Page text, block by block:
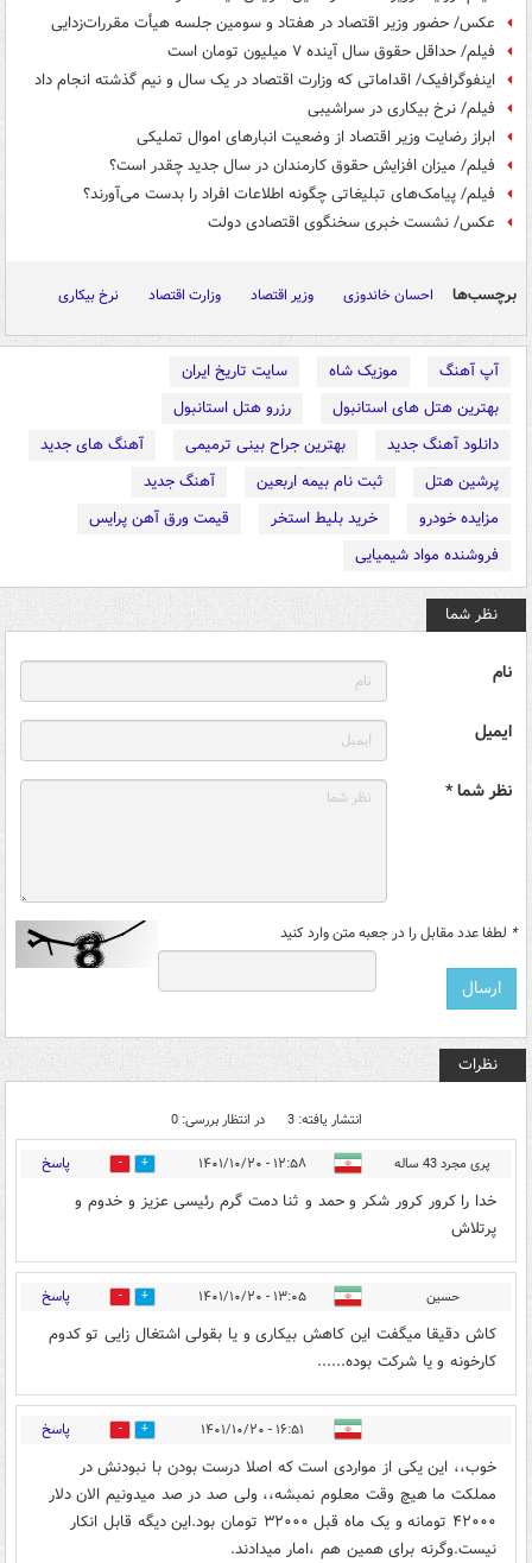
عکس/ حضور وزیر اقتصاد در هفتاد و سومین جلسه هیأت مقررات‌زدایی
فیلم/ حداقل حقوق سال آینده ۷ میلیون تومان است
اینفوگرافیک/ اقداماتی که وزارت اقتصاد در یک سال و نیم گذشته انجام داد
فیلم/ نرخ بیکاری در سراشیبی
ابراز رضایت وزیر اقتصاد از وضعیت انبارهای اموال تملیکی
فیلم/ میزان افزایش حقوق کارمندان در سال جدید چقدر است؟
فیلم/ پیامک‌های تبلیغاتی چگونه اطلاعات افراد را بدست می‌آورند؟
عکس/ نشست خبری سخنگوی اقتصادی دولت
برچسب‌ها احسان خاندوزی وزیر اقتصاد وزارت اقتصاد نرخ بیکاری
آپ آهنگ موزیک شاه
سایت تاریخ ایران
بهترین هتل های استانبول
رزرو هتل استانبول
دانلود آهنگ جدید
بهترین جراح بینی ترمیمی
آهنگ های جدید
پرشین هتل
ثبت نام بیمه اربعین
آهنگ جدید
مزایده خودرو
خرید بلیط استخر
قیمت ورق آهن پرایس
فروشنده مواد شیمیایی
نظر شما
نام
ایمیل
نظر شما *
* لطفا عدد مقابل را در جعبه متن وارد کنید
نظرات
انتشار یافته: 3 در انتظار بررسی: 0
پری مجرد 43 ساله ۱۲:۵۸ - ۱۴۰۱/۱۰/۲۰ 1 پاسخ
خدا را کرور کرور شکر و حمد و ثنا دمت گرم رئیسی عزیز و خدوم و
پرتلاش
حسین ۱۳:۰۵ - ۱۴۰۱/۱۰/۲۰ 2 پاسخ
کاش دقیقا میگفت این کاهش بیکاری و یا بقولی اشتغال زایی تو کدوم
کارخونه و یا شرکت بوده......
۱۶:۵۱ - ۱۴۰۱/۱۰/۲۰ 0 پاسخ
خوب،، این یکی از مواردی است که اصلا درست بودن با نبودنش در
مملکت ما هیچ وقت معلوم نمبشه،، ولی صد در صد میدونیم الان دلار
۴۲۰۰۰ تومانه و یک ماه قبل ۳۲۰۰۰ تومان بود.این دیگه قابل انکار
نیست.وگرنه برای همین هم ،امار میدادند.